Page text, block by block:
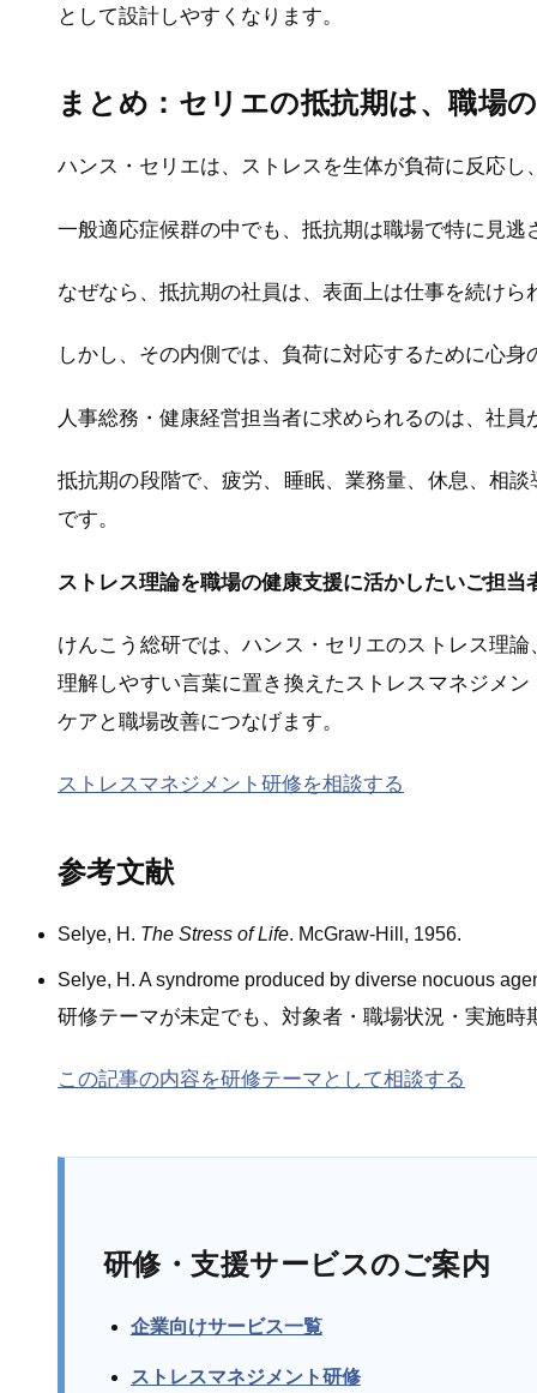
として設計しやすくなります。
まとめ：セリエの抵抗期は、職場
ハンス・セリエは、ストレスを生体が負荷に反応
一般適応症候群の中でも、抵抗期は職場で特に見逃
なぜなら、抵抗期の社員は、表面上は仕事を続け
しかし、その内側では、負荷に対応するために心
人事総務・健康経営担当者に求められるのは、社
抵抗期の段階で、疲労、睡眠、業務量、休息、相
です。
ストレス理論を職場の健康支援に活かしたいご担当
けんこう総研では、ハンス・セリエのストレス理
理解しやすい言葉に置き換えたストレスマネジメ
ケアと職場改善につなげます。
ストレスマネジメント研修を相談する
参考文献
Selye, H. The Stress of Life. McGraw-Hill, 1956.
Selye, H. A syndrome produced by diverse nocuous
研修テーマが未定でも、対象者・職場状況・実施時
この記事の内容を研修テーマとして相談する
研修・支援サービスのご案内
企業向けサービス一覧
ストレスマネジメント研修